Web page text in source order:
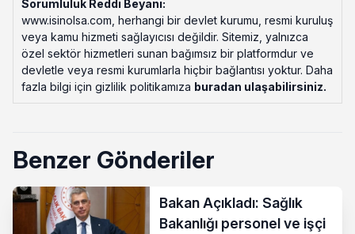
Sorumluluk Reddi Beyanı:
www.isinolsa.com, herhangi bir devlet kurumu, resmi kuruluş
veya kamu hizmeti sağlayıcısı değildir. Sitemiz, yalnızca
özel sektör hizmetleri sunan bağımsız bir platformdur ve
devletle veya resmi kurumlarla hiçbir bağlantısı yoktur. Daha
fazla bilgi için gizlilik politikamıza buradan ulaşabilirsiniz.
Benzer Gönderiler
Bakan Açıkladı: Sağlık
Bakanlığı personel ve işçi